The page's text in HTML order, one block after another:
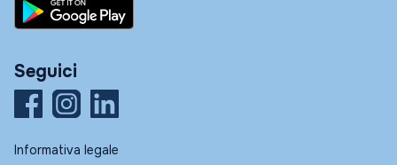
Seguici
Informativa legale